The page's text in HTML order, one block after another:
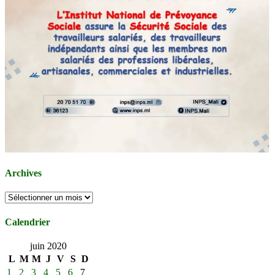
Archives
Archives
Calendrier
juin 2020
L M M J V S D
1
2 3 4 5 6 7